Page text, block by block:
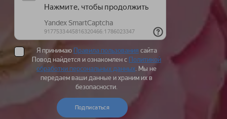
Я принимаю Правила пользования сайта
Повод найдется и ознакомлен с Политикой
обработки персональных данных. Мы не
передаем ваши данные и храним их в
безопасности.
Подписаться